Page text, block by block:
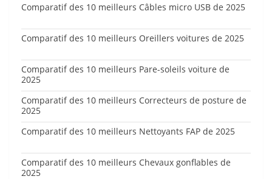
Comparatif des 10 meilleurs Câbles micro USB de 2025
Comparatif des 10 meilleurs Oreillers voitures de 2025
Comparatif des 10 meilleurs Pare-soleils voiture de
2025
Comparatif des 10 meilleurs Correcteurs de posture de
2025
Comparatif des 10 meilleurs Nettoyants FAP de 2025
Comparatif des 10 meilleurs Chevaux gonflables de
2025